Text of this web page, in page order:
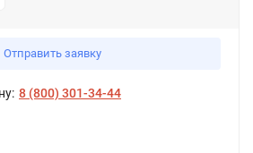
Отправить заявку
8 (800) 301-34-44